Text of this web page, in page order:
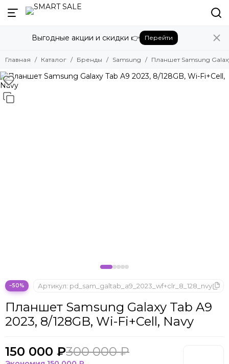
Назад
Бренды
Amazon
Apple
Beats
Bose
ONYX BOOX
Oukitel
Pico
POCO
Выгодные акции и скидки 👉 Перейти
Главная Каталог Бренды Samsung Планшет Samsung
−50%
Планшет Samsung Galaxy Tab A9
2023, 8/128GB, Wi-Fi+Cell, Navy
Артикул: pd_sam_galtab_a9_2023_wf+clr_8_128_nvy
150 000 ₽300 000 ₽